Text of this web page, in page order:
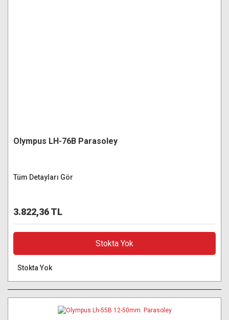
Olympus LH-76B Parasoley
Tüm Detayları Gör
3.822,36 TL
Stokta Yok
Stokta Yok